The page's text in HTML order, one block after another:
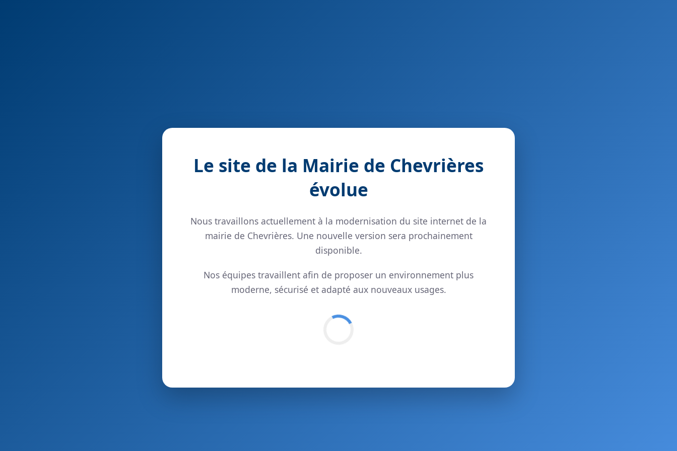
Le site de la Mairie de Chevrières
évolue
Nous travaillons actuellement à la modernisation du site internet de la
mairie de Chevrières. Une nouvelle version sera prochainement
disponible.
Nos équipes travaillent afin de proposer un environnement plus
moderne, sécurisé et adapté aux nouveaux usages.